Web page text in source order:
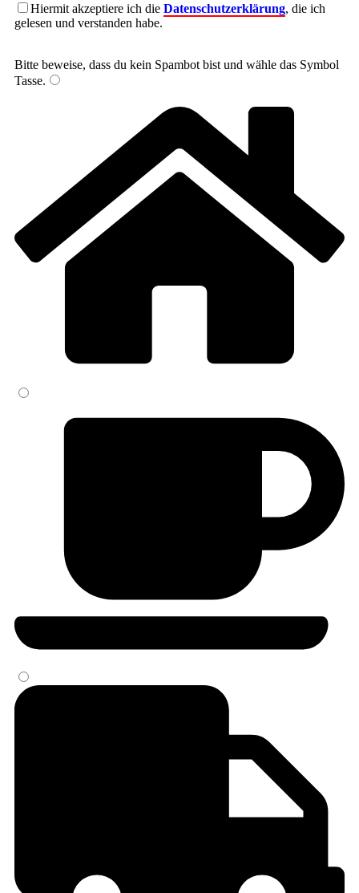
Hiermit akzeptiere ich die Datenschutzerklärung, die ich
gelesen und verstanden habe.
Bitte beweise, dass du kein Spambot bist und wähle das Symbol
Tasse.